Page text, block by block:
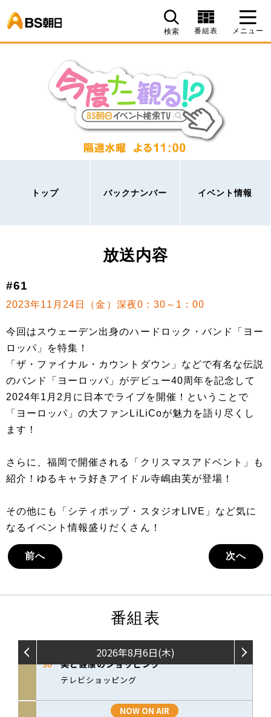
検索 番組表 メニュー
トップ バックナンバー イベント情報
放送内容
#61
2023年11月24日（金）深夜0：30～1：00
今回はスウェーデン出身のハードロック・バンド「ヨー
ロッパ」を特集！
「ザ・ファイナル・カウントダウン」などで有名な伝説
のバンド「ヨーロッパ」がデビュー40周年を記念して
2024年1月2月に日本でライブを開催！ということで
「ヨーロッパ」の大ファンLiLiCoが魅力を語り尽くし
ます！
さらに、福岡で開催される「クリスマスアドベント」も
紹介！ゆるキャラ好きアイドル寺嶋由芙が登場！
その他にも「シティポップ・スタジオLIVE」など気に
なるイベント情報盛りだくさん！
前へ 次へ
番組表